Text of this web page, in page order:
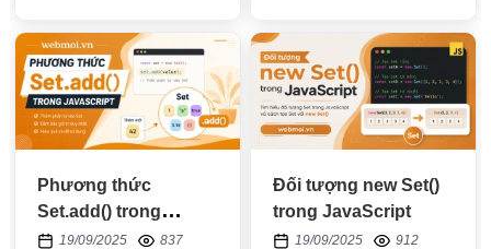
Phương thức
Set.add() trong
JavaScript
19/09/2025 837
Đối tượng new Set()
trong JavaScript
19/09/2025 912